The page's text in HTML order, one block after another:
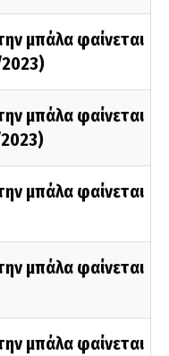
μπάλα φαίνεται
μπάλα φαίνεται
μπάλα φαίνεται
μπάλα φαίνεται
μπάλα φαίνεται